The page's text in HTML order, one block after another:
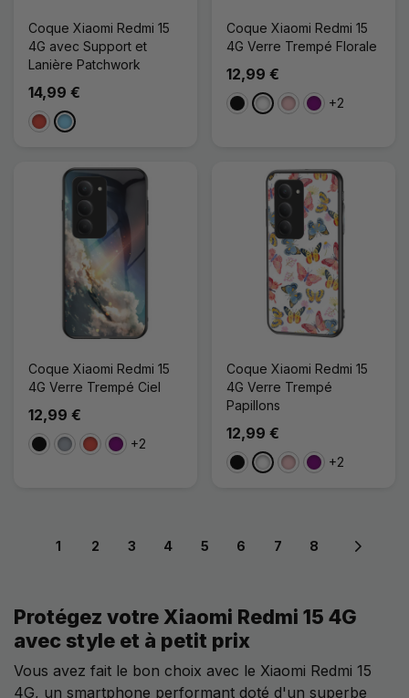
Coque Xiaomi Redmi 15
4G avec Support et
Lanière Patchwork
14,99 €
RougeBleu Clair
Coque Xiaomi Redmi 15
4G Verre Trempé Florale
12,99 €
NoirBlancRoseViolet
+2
Coque Xiaomi Redmi 15
4G Verre Trempé Ciel
12,99 €
NoirGris RougeViolet
+2
Coque Xiaomi Redmi 15
4G Verre Trempé
Papillons
12,99 €
NoirBlancRoseViolet
+2
1 2 3 4 5 6 7 8
Protégez votre Xiaomi Redmi 15 4G
avec style et à petit prix
Vous avez fait le bon choix avec le Xiaomi Redmi 15
4G, un smartphone performant doté d'un superbe